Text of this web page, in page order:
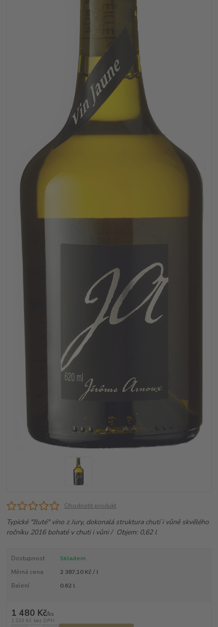
Ohodnotit produkt
Typické "žluté" víno z Jury, dokonalá struktura chutí i vůně skvělého
ročníku 2016 bohaté v chuti i vůni / Objem: 0,62 l
Dostupnost
Skladem
Měrná cena
2 387,10 Kč / l
Balení
0.62 l
1 480 Kč/ks
1 223 Kč bez DPH